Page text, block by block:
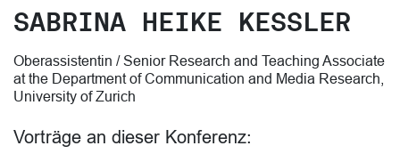
SABRINA HEIKE KESSLER
Oberassistentin / Senior Research and Teaching Associate
at the Department of Communication and Media Research,
University of Zurich
Vorträge an dieser Konferenz: